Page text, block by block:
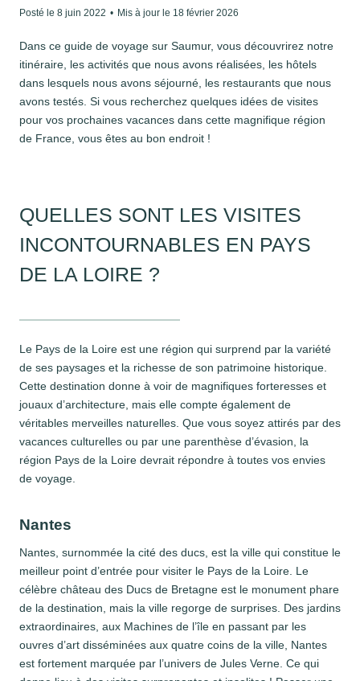
Posté le 8 juin 2022 • Mis à jour le 18 février 2026
Dans ce guide de voyage sur Saumur, vous découvrirez notre
itinéraire, les activités que nous avons réalisées, les hôtels
dans lesquels nous avons séjourné, les restaurants que nous
avons testés. Si vous recherchez quelques idées de visites
pour vos prochaines vacances dans cette magnifique région
de France, vous êtes au bon endroit !
QUELLES SONT LES VISITES
INCONTOURNABLES EN PAYS
DE LA LOIRE ?
Le Pays de la Loire est une région qui surprend par la variété
de ses paysages et la richesse de son patrimoine historique.
Cette destination donne à voir de magnifiques forteresses et
jouaux d’architecture, mais elle compte également de
véritables merveilles naturelles. Que vous soyez attirés par des
vacances culturelles ou par une parenthèse d’évasion, la
région Pays de la Loire devrait répondre à toutes vos envies
de voyage.
Nantes
Nantes, surnommée la cité des ducs, est la ville qui constitue le
meilleur point d’entrée pour visiter le Pays de la Loire. Le
célèbre château des Ducs de Bretagne est le monument phare
de la destination, mais la ville regorge de surprises. Des jardins
extraordinaires, aux Machines de l’île en passant par les
ouvres d’art disséminées aux quatre coins de la ville, Nantes
est fortement marquée par l’univers de Jules Verne. Ce qui